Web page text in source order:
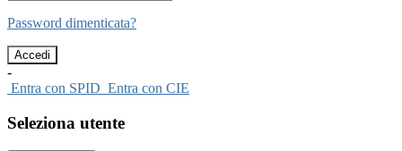
Password dimenticata?
-
Entra con SPID Entra con CIE
Seleziona utente